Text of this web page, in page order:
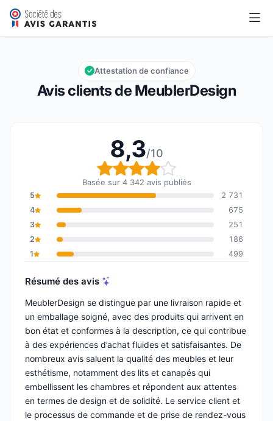
MeublerDesign
Note globale : 8,3 sur 10
8,3/10
Avis clients de MeublerDesign
Attestation de confiance
8,3/10
Note globale : 8,3 sur
Basée sur 4 342 avis publiés
5
2 731
4
675
3
251
2
186
1
499
Résumé des avis
MeublerDesign se distingue par une livraison rapide et
un emballage soigné, avec des produits qui arrivent en
bon état et conformes à la description, ce qui contribue
à des expériences d’achat fluides et satisfaisantes. De
nombreux avis saluent la qualité des meubles et leur
esthétisme, notamment des lits et canapés qui
embellissent les chambres et répondent aux attentes
en termes de design et de solidité. Le service client et
le processus de commande et de prise de rendez-vous